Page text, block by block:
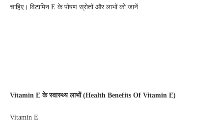
चाहिए। विटामिन E के पोषण स्रोतों और लाभों को जानें
Vitamin Eके स्वास्थ्य लाभों(Health Benefits Of Vitamin E)
Vitamin E